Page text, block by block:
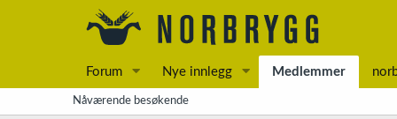
Forum Nye innlegg Medlemmer
Nåværende besøkende